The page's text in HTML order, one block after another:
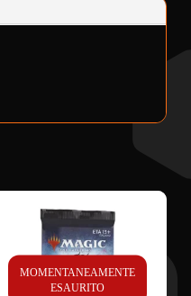
MOMENTANEAMENTE
ESAURITO